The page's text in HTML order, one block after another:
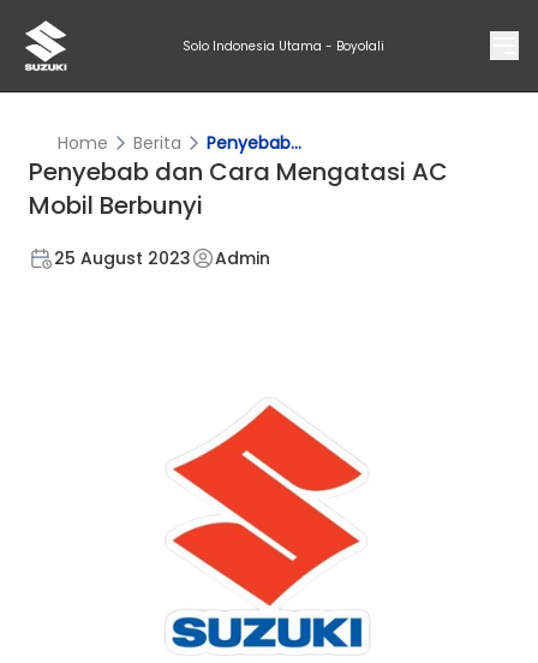
Solo Indonesia Utama - Boyolali
Home Berita Penyebab...
Penyebab dan Cara Mengatasi AC
Mobil Berbunyi
25 August 2023 Admin